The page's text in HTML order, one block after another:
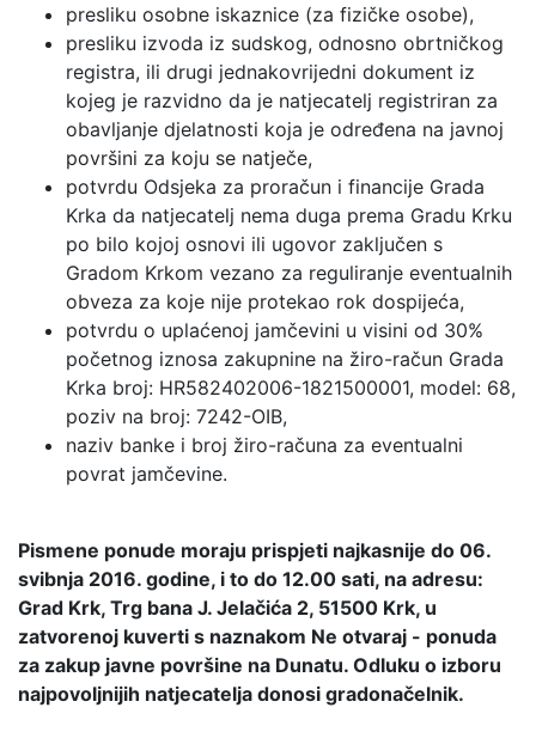
presliku osobne iskaznice (za fizičke osobe),
presliku izvoda iz sudskog, odnosno obrtničkog
registra, ili drugi jednakovrijedni dokument iz
kojeg je razvidno da je natjecatelj registriran za
obavljanje djelatnosti koja je određena na javnoj
površini za koju se natječe,
potvrdu Odsjeka za proračun i financije Grada
Krka da natjecatelj nema duga prema Gradu Krku
po bilo kojoj osnovi ili ugovor zaključen s
Gradom Krkom vezano za reguliranje eventualnih
obveza za koje nije protekao rok dospijeća,
potvrdu o uplaćenoj jamčevini u visini od 30%
početnog iznosa zakupnine na žiro-račun Grada
Krka broj: HR582402006-1821500001, model: 68,
poziv na broj: 7242-OIB,
naziv banke i broj žiro-računa za eventualni
povrat jamčevine.
Pismene ponude moraju prispjeti najkasnije do 06.
svibnja 2016. godine, i to do 12.00 sati, na adresu:
Grad Krk, Trg bana J. Jelačića 2, 51500 Krk, u
zatvorenoj kuverti s naznakom Ne otvaraj - ponuda
za zakup javne površine na Dunatu. Odluku o izboru
najpovoljnijih natjecatelja donosi gradonačelnik.